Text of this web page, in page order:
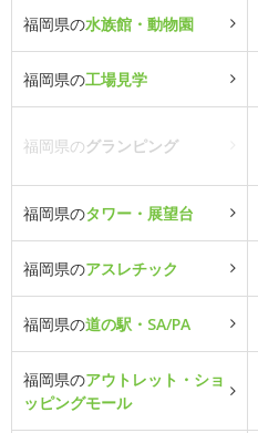
福岡県の水族館・動物園
福岡県の工場見学
福岡県のグランピング
福岡県のタワー・展望台
福岡県のアスレチック
福岡県の道の駅・SA/PA
福岡県のアウトレット・ショ
ッピングモール